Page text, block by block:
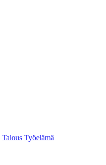
Talous Työelämä